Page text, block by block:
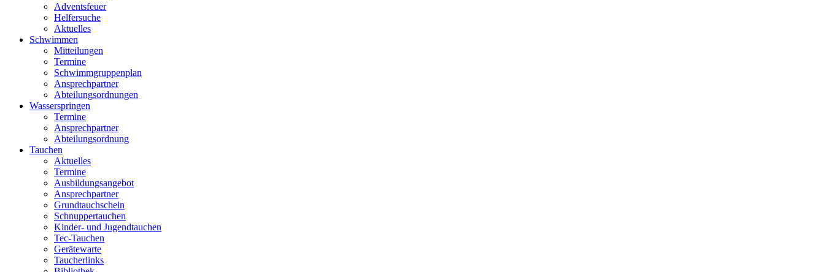
Adventsfeuer
Helfersuche
Aktuelles
Schwimmen
Mitteilungen
Termine
Schwimmgruppenplan
Ansprechpartner
Abteilungsordnungen
Wasserspringen
Termine
Ansprechpartner
Abteilungsordnung
Tauchen
Aktuelles
Termine
Ausbildungsangebot
Ansprechpartner
Grundtauchschein
Schnuppertauchen
Kinder- und Jugendtauchen
Tec-Tauchen
Gerätewarte
Taucherlinks